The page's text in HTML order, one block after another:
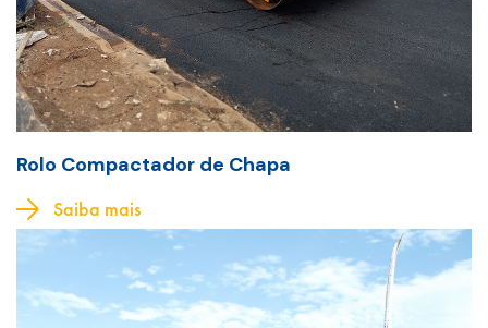
Rolo Compactador de Chapa
Saiba mais